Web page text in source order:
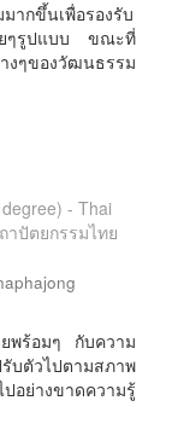
ากขึ้นเพื่อรองรับ
ยๆรูปแบบ ขณะที่
งๆของวัฒนธรรม
- Thai
าปัตยกรรมไทย
พร้อมๆ กับความ
บตัวไปตามสภาพ
อย่างขาดความรู้